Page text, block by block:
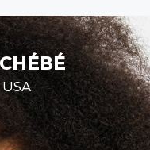
d'Abeille